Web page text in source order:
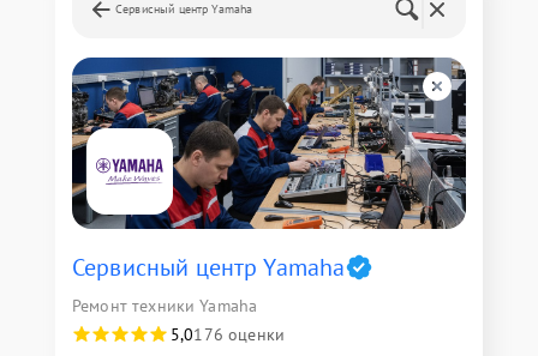
Сервисный центр Yamaha
Сервисный центр Yamaha
Ремонт техники Yamaha
5,0176 оценки